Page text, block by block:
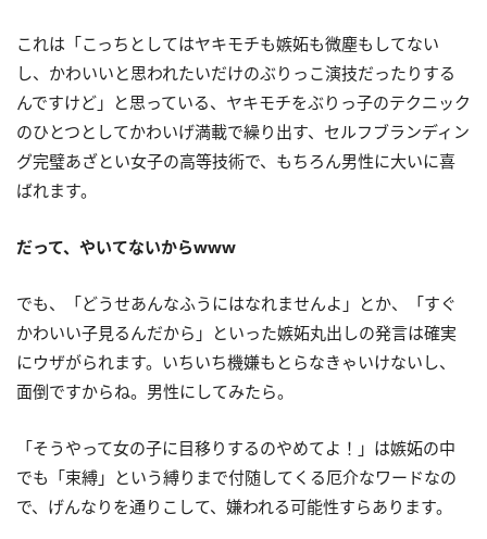
これは「こっちとしてはヤキモチも嫉妬も微塵もしてない
し、かわいいと思われたいだけのぶりっこ演技だったりする
んですけど」と思っている、ヤキモチをぶりっ子のテクニック
のひとつとしてかわいげ満載で繰り出す、セルフブランディン
グ完璧あざとい女子の高等技術で、もちろん男性に大いに喜
ばれます。
だって、やいてないからwww
でも、「どうせあんなふうにはなれませんよ」とか、「すぐ
かわいい子見るんだから」といった嫉妬丸出しの発言は確実
にウザがられます。いちいち機嫌もとらなきゃいけないし、
面倒ですからね。男性にしてみたら。
「そうやって女の子に目移りするのやめてよ！」は嫉妬の中
でも「束縛」という縛りまで付随してくる厄介なワードなの
で、げんなりを通りこして、嫌われる可能性すらあります。